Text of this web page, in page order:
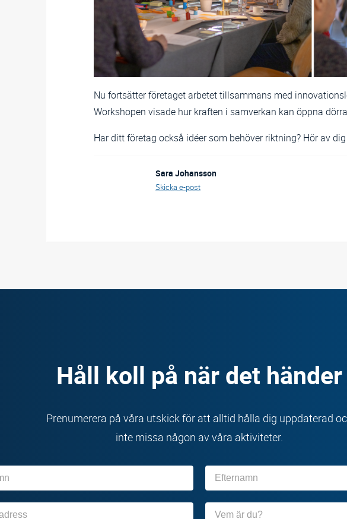
Nu fortsätter företaget arbetet tillsammans med
Workshopen visade hur kraften i samverkan kan öppna
Har ditt företag också idéer som behöver riktning? Hör av
Sara Johansson
Skicka e-post
Håll koll på när det händer
Prenumerera på våra utskick för att alltid hålla dig uppdaterad
inte missa någon av våra aktiviteter.
Efternamn
Organisation